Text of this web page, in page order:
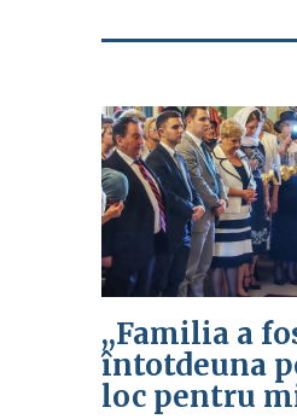
,,Familia a
întotdeuna
loc pentru